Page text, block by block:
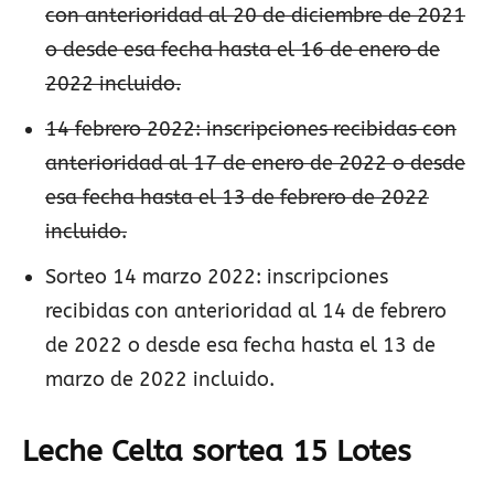
con anterioridad al 20 de diciembre de 2021
o desde esa fecha hasta el 16 de enero de
2022 incluido.
14 febrero 2022: inscripciones recibidas con
anterioridad al 17 de enero de 2022 o desde
esa fecha hasta el 13 de febrero de 2022
incluido.
Sorteo 14 marzo 2022: inscripciones
recibidas con anterioridad al 14 de febrero
de 2022 o desde esa fecha hasta el 13 de
marzo de 2022 incluido.
Leche Celta sortea 15 Lotes